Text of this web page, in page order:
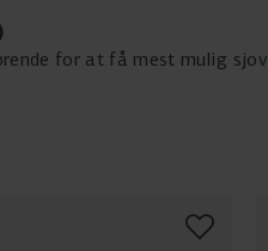
for at få mest mulig
gokart tilbehør og